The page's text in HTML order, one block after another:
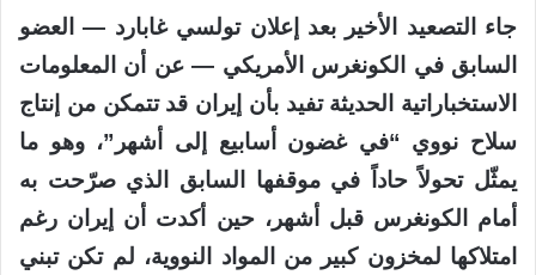
جاء التصعيد الأخير بعد إعلان تولسي غابارد — العضو
السابق في الكونغرس الأمريكي — عن أن المعلومات
الاستخباراتية الحديثة تفيد بأن إيران قد تتمكن من إنتاج
سلاح نووي “في غضون أسابيع إلى أشهر”، وهو ما
يمثّل تحولاً حاداً في موقفها السابق الذي صرّحت به
أمام الكونغرس قبل أشهر، حين أكدت أن إيران رغم
امتلاكها لمخزون كبير من المواد النووية، لم تكن تبني